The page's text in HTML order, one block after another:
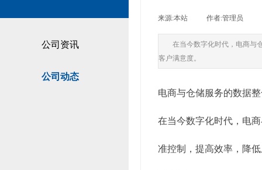
公司资讯
公司动态
来源:本站 作者:管理员
在当今数字化时代，电商与
客户满意度。
电商与仓储服务的数据
在当今数字化时代，电
准控制，提高效率，降